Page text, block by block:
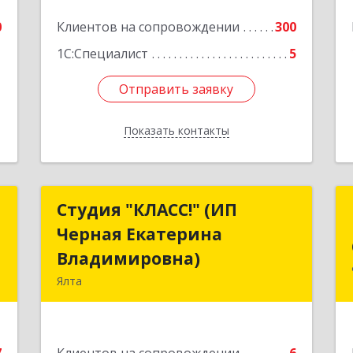
Клиентов на сопровождении
300
1С:Специалист
5
Отправить заявку
Показать контакты
Отправить заявку
Назад
Студия "КЛАСС!" (ИП
Черная Екатерина
Владимировна)
Ялта
Студия "КЛАСС!" (ИП
Черная Екатерина
Владимировна)